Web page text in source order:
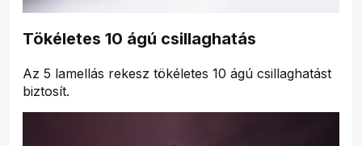
Tökéletes 10 ágú csillaghatás
Az 5 lamellás rekesz tökéletes 10 ágú csillaghatást
biztosít.